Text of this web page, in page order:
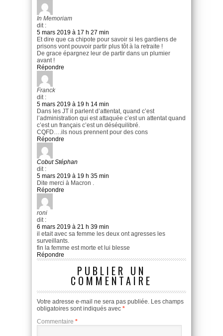
In Memoriam
dit :
5 mars 2019 à 17 h 27 min
Et dire que ca chipote pour savoir si les gardiens de
prisons vont pouvoir partir plus tôt à la retraite !
De grace épargnez leur de partir dans un plumier
avant !
Répondre
Franck
dit :
5 mars 2019 à 19 h 14 min
Dans les JT il parlent d’attentat, quand c’est
l’administration qui est attaquée c’est un attentat quand
c’est un français c’est un déséquilibré.
CQFD….ils nous prennent pour des cons
Répondre
Cobut Stéphan
dit :
5 mars 2019 à 19 h 35 min
Dite merci à Macron .
Répondre
roni
dit :
6 mars 2019 à 21 h 39 min
il etait avec sa femme les deux ont agresses les
surveillants.
fin la femme est morte et lui blesse
Répondre
PUBLIER UN
COMMENTAIRE
Votre adresse e-mail ne sera pas publiée. Les champs
obligatoires sont indiqués avec *
Commentaire *